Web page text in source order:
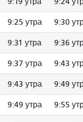
9:25 утра 9:30
9:31 утра 9:36
9:37 утра 9:43
9:43 утра 9:49
9:49 утра 9:55